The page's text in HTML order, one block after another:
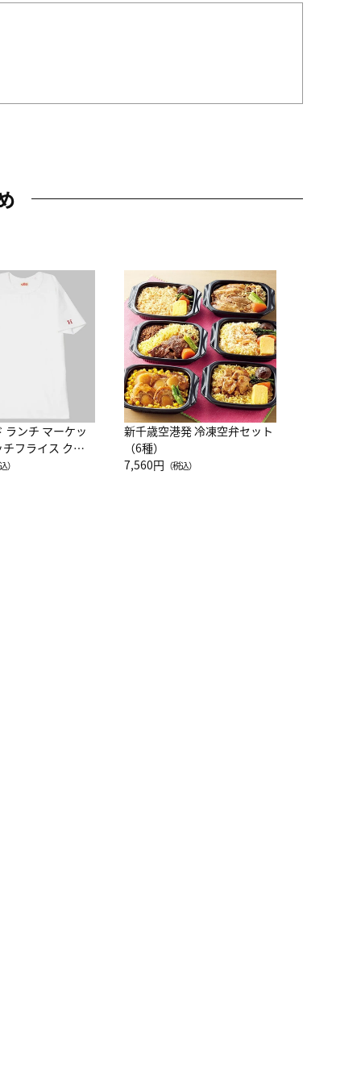
ランチ マーケッ
チフライス クル
半袖Ｔシャツ
）
新千歳空港発 冷凍空弁セット
（6種）
7,560円 （税込）